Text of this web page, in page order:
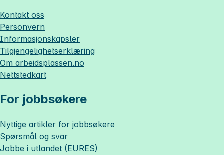
Kontakt oss
Personvern
Informasjonskapsler
Tilgjengelighetserklæring
Om arbeidsplassen.no
Nettstedkart
For jobbsøkere
Nyttige artikler for jobbsøkere
Spørsmål og svar
Jobbe i utlandet (EURES)